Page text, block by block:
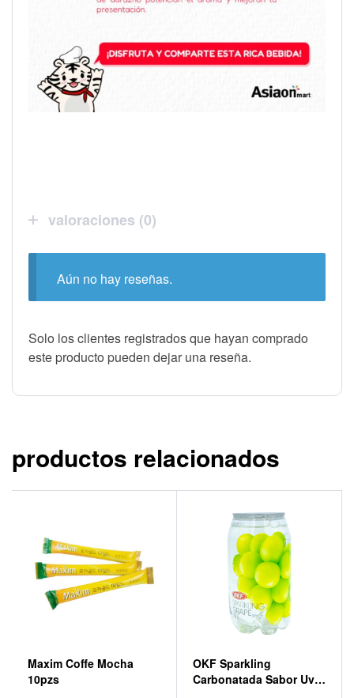
valoraciones (0)
Aún no hay reseñas.
Solo los clientes registrados que hayan comprado
este producto pueden dejar una reseña.
productos relacionados
Maxim Coffe Mocha
10pzs
OKF Sparkling
Carbonatada Sabor Uva